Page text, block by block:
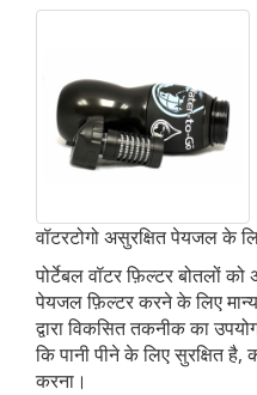
वॉटरटोगो असुरक्षित पेयजल के
पोर्टेबल वॉटर फ़िल्टर बोतलों को
पेयजल फ़िल्टर करने के लिए
द्वारा विकसित तकनीक का
कि पानी पीने के लिए सुरक्षित है,
करना।